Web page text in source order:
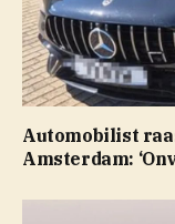
Automobilist
Amsterdam: